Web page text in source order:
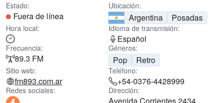
Estado:
Fuera de línea
Ubicación:
Argentina Posadas
Hora local: Idioma de transmisión:
Español
Frecuencia:
89.3 FM
Géneros:
Pop Retro
Sitio web:
fm893.com.ar
Teléfono:
+54-0376-4428999
Redes sociales: Dirección: